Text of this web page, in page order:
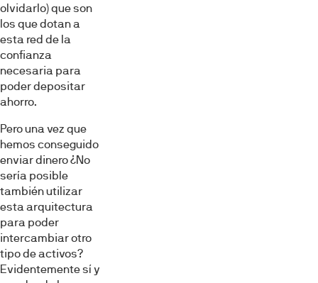
olvidarlo) que son
los que dotan a
esta red de la
confianza
necesaria para
poder depositar
ahorro.
Pero una vez que
hemos conseguido
enviar dinero ¿No
sería posible
también utilizar
esta arquitectura
para poder
intercambiar otro
tipo de activos?
Evidentemente sí y